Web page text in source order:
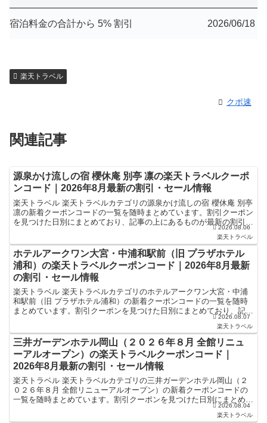
宿泊料金の合計から 5% 割引 2026/06/18
楽天トラベル
クポ速
関連記事
源泉かけ流しの宿 櫻休庵 別亭 凛の楽天トラベルクーポ
ンコード｜2026年8月最新の割引・セール情報
楽天トラベル 楽天トラベルカテゴリの源泉かけ流しの宿 櫻休庵 別亭
凛の新着クーポンコードの一覧を随時まとめています。割引クーポン
を見つけた日別にまとめており、記事の上にあるものが最新の割引ク
2026.08.06
楽天トラベル
ホテルアークワン大宮・中浦和駅前（旧 プラザホテル
浦和）の楽天トラベルクーポンコード｜2026年8月最新
の割引・セール情報
楽天トラベル 楽天トラベルカテゴリのホテルアークワン大宮・中浦
和駅前（旧 プラザホテル浦和）の新着クーポンコードの一覧を随時
まとめています。割引クーポンを見つけた日別にまとめており、記事
の上にあるものが最新の割引クーポンになります。ホテル・...2026.08.07
楽天トラベル
三井ガーデンホテル岡山（２０２６年８月 全館リニュ
ーアルオープン）の楽天トラベルクーポンコード｜
2026年8月最新の割引・セール情報
楽天トラベル 楽天トラベルカテゴリの三井ガーデンホテル岡山（２
０２６年８月 全館リニューアルオープン）の新着クーポンコードの
一覧を随時まとめています。割引クーポンを見つけた日別にまとめて
おり、記事の上にあるものが最新の割引クーポンになります...2026.08.04
楽天トラベル